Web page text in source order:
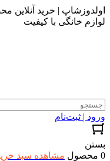
اولدوزشاپ | خرید آنلاین
لوازم خانگی با کیفیت
ورود | ثبت‌نام
بستن
0 محصول
مشاهده سبد